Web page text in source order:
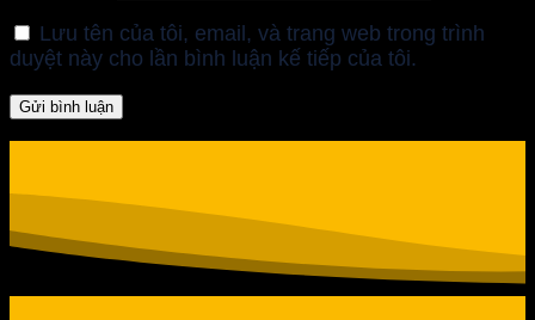
Lưu tên của tôi, email, và trang web trong trình
duyệt này cho lần bình luận kế tiếp của tôi.